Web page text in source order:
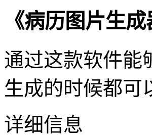
《病历图片生
通过这款软件能
生成的时候都可
详细信息